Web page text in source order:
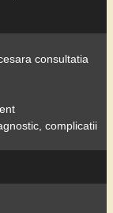
consultatia
complicatii